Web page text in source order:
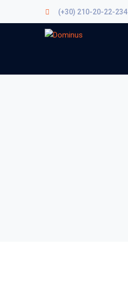
(+30) 210-20-22-234